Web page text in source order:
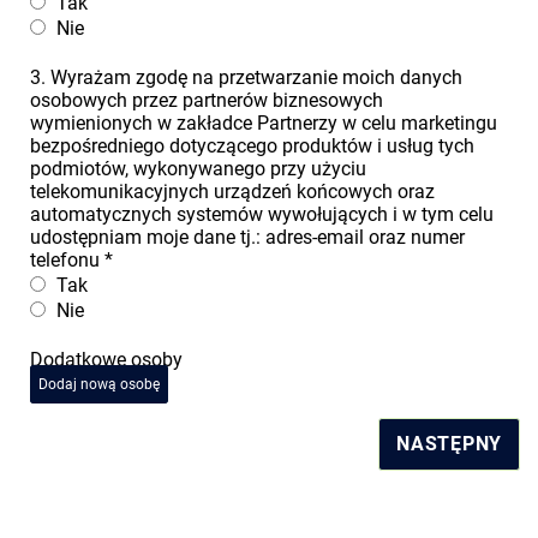
Nie
3. Wyrażam zgodę na przetwarzanie moich danych
osobowych przez partnerów biznesowych
wymienionych w zakładce Partnerzy w celu marketingu
bezpośredniego dotyczącego produktów i usług tych
podmiotów, wykonywanego przy użyciu
telekomunikacyjnych urządzeń końcowych oraz
automatycznych systemów wywołujących i w tym celu
udostępniam moje dane tj.: adres-email oraz numer
telefonu *
Tak
Nie
Dodatkowe osoby
Dodaj nową osobę
NASTĘPNY